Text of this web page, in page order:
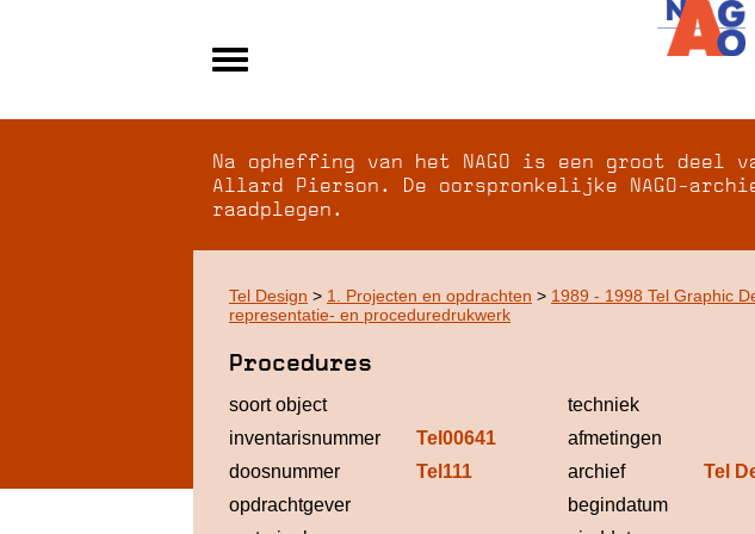
Over WCI
Inloggen
Na opheffing van het NAGO is een groot deel
Allard Pierson. De oorspronkelijke NAGO-
raadplegen.
Tel Design > 1. Projecten en opdrachten > 1989 - 1998 Tel Graphic
representatie- en proceduredrukwerk
Procedures
soort object
techniek
inventarisnummer
Tel00641
afmetingen
doosnummer
Tel111 archief
Tel
opdrachtgever
begindatum